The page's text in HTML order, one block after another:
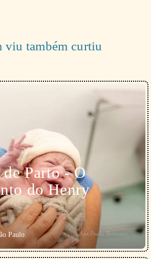
viu também curtiu
Parto - O
do Henry
Paulo